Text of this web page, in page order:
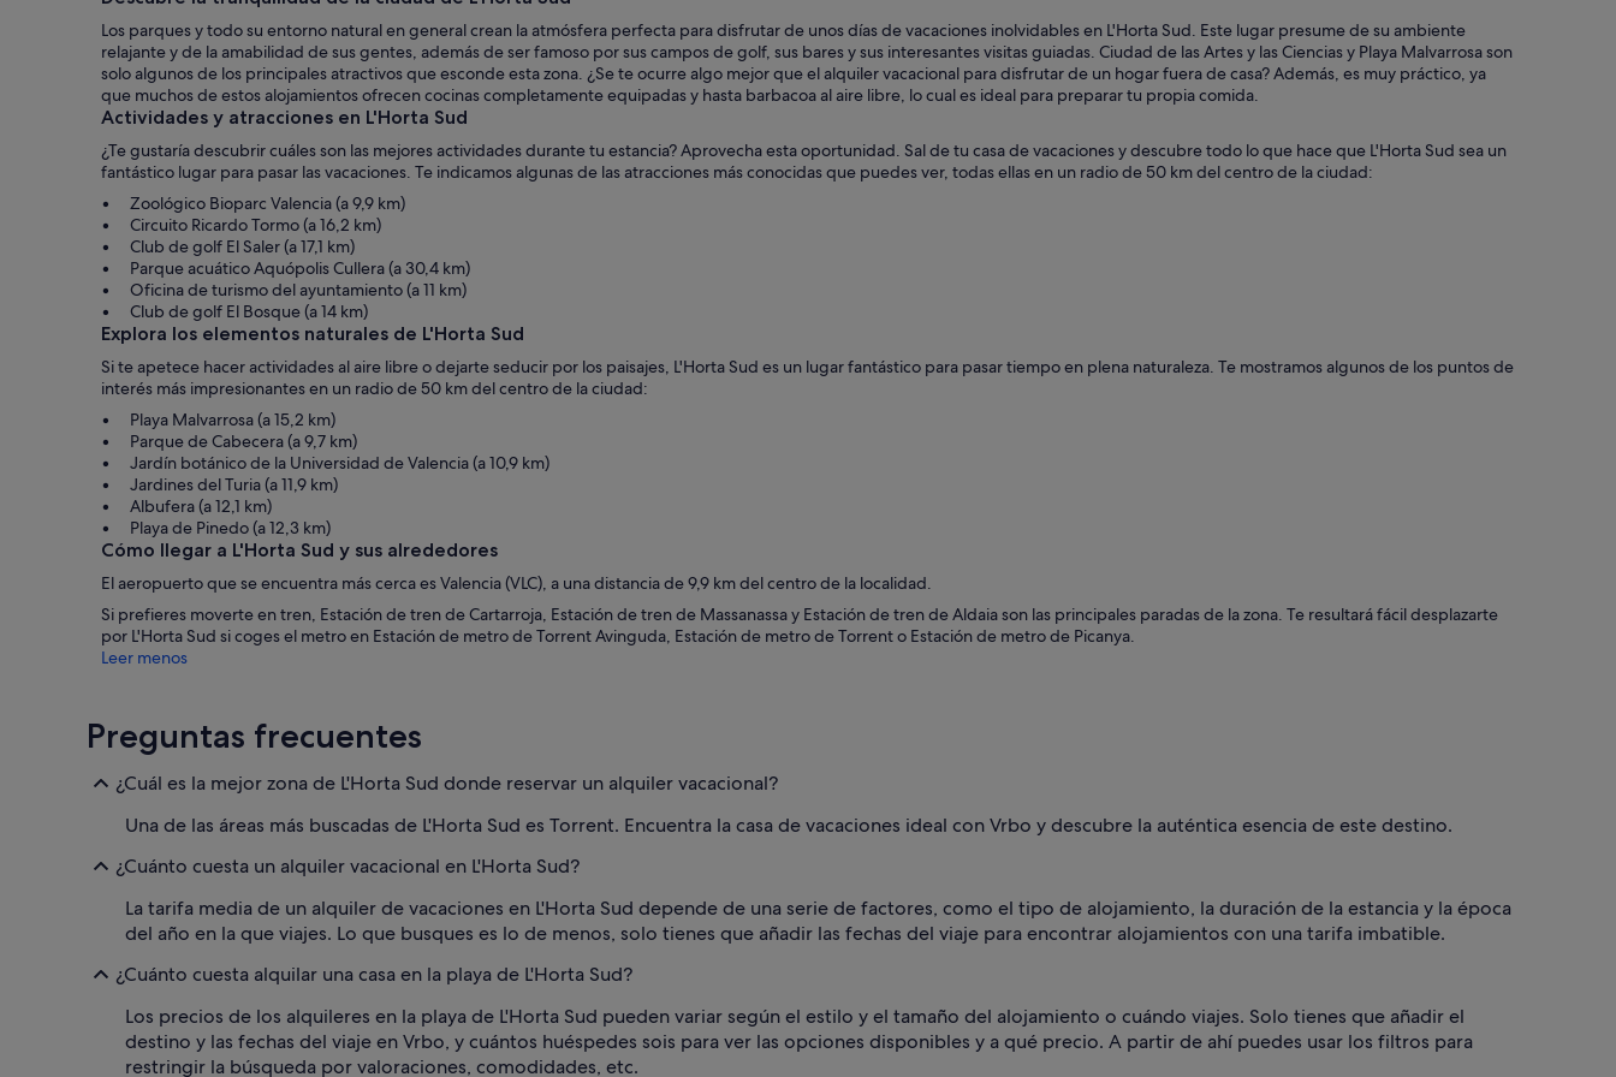
Los parques y todo su entorno natural en general crean la atmósfera perfecta para disfrutar de unos días de vacaciones inolvidables en L'Horta Sud. Este lugar presume de su ambiente
relajante y de la amabilidad de sus gentes, además de ser famoso por sus campos de golf, sus bares y sus interesantes visitas guiadas. Ciudad de las Artes y las Ciencias y Playa Malvarrosa son
solo algunos de los principales atractivos que esconde esta zona. ¿Se te ocurre algo mejor que el alquiler vacacional para disfrutar de un hogar fuera de casa? Además, es muy práctico, ya
que muchos de estos alojamientos ofrecen cocinas completamente equipadas y hasta barbacoa al aire libre, lo cual es ideal para preparar tu propia comida.
Actividades y atracciones en L'Horta Sud
¿Te gustaría descubrir cuáles son las mejores actividades durante tu estancia? Aprovecha esta oportunidad. Sal de tu casa de vacaciones y descubre todo lo que hace que L'Horta Sud sea un
fantástico lugar para pasar las vacaciones. Te indicamos algunas de las atracciones más conocidas que puedes ver, todas ellas en un radio de 50 km del centro de la ciudad:
Zoológico Bioparc Valencia (a 9,9 km)
Circuito Ricardo Tormo (a 16,2 km)
Club de golf El Saler (a 17,1 km)
Parque acuático Aquópolis Cullera (a 30,4 km)
Oficina de turismo del ayuntamiento (a 11 km)
Club de golf El Bosque (a 14 km)
Explora los elementos naturales de L'Horta Sud
Si te apetece hacer actividades al aire libre o dejarte seducir por los paisajes, L'Horta Sud es un lugar fantástico para pasar tiempo en plena naturaleza. Te mostramos algunos de los puntos de
interés más impresionantes en un radio de 50 km del centro de la ciudad:
Playa Malvarrosa (a 15,2 km)
Parque de Cabecera (a 9,7 km)
Jardín botánico de la Universidad de Valencia (a 10,9 km)
Jardines del Turia (a 11,9 km)
Albufera (a 12,1 km)
Playa de Pinedo (a 12,3 km)
Cómo llegar a L'Horta Sud y sus alrededores
El aeropuerto que se encuentra más cerca es Valencia (VLC), a una distancia de 9,9 km del centro de la localidad.
Si prefieres moverte en tren, Estación de tren de Cartarroja, Estación de tren de Massanassa y Estación de tren de Aldaia son las principales paradas de la zona. Te resultará fácil desplazarte
por L'Horta Sud si coges el metro en Estación de metro de Torrent Avinguda, Estación de metro de Torrent o Estación de metro de Picanya.
Leer menos
Preguntas frecuentes
¿Cuál es la mejor zona de L'Horta Sud donde reservar un alquiler vacacional?
Una de las áreas más buscadas de L'Horta Sud es Torrent. Encuentra la casa de vacaciones ideal con Vrbo y descubre la auténtica esencia de este destino.
¿Cuánto cuesta un alquiler vacacional en L'Horta Sud?
La tarifa media de un alquiler de vacaciones en L'Horta Sud depende de una serie de factores, como el tipo de alojamiento, la duración de la estancia y la época
del año en la que viajes. Lo que busques es lo de menos, solo tienes que añadir las fechas del viaje para encontrar alojamientos con una tarifa imbatible.
¿Cuánto cuesta alquilar una casa en la playa de L'Horta Sud?
Los precios de los alquileres en la playa de L'Horta Sud pueden variar según el estilo y el tamaño del alojamiento o cuándo viajes. Solo tienes que añadir el
destino y las fechas del viaje en Vrbo, y cuántos huéspedes sois para ver las opciones disponibles y a qué precio. A partir de ahí puedes usar los filtros para
restringir la búsqueda por valoraciones, comodidades, etc.